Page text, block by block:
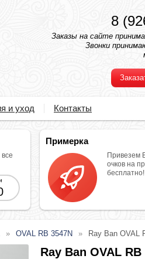
8
Заказы на сайте
Звонки
и уход Контакты
Примерка
Привезем
очков на
бесплатно!
OVAL RB 3547N Ray Ban OVAL
Ray Ban OVAL RB